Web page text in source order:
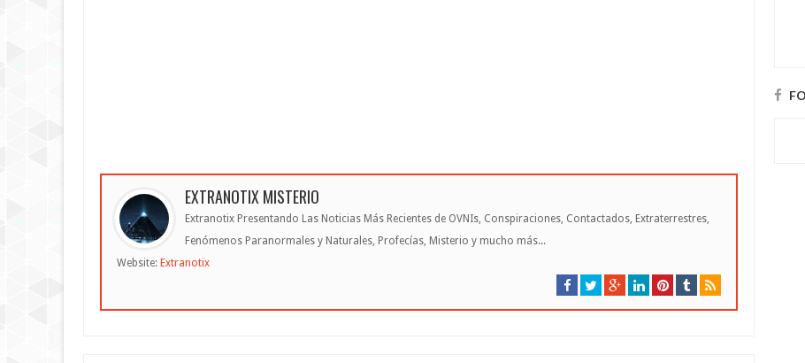
EXTRANOTIX MISTERIO
Extranotix Presentando Las Noticias Más Recientes de OVNIs, Conspiraciones, Contactados, Extraterrestres,
Fenómenos Paranormales y Naturales, Profecías, Misterio y mucho más...
Website: Extranotix